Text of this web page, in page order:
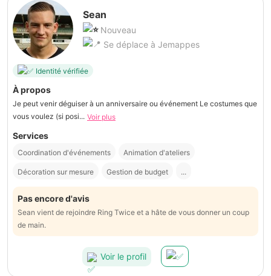
Sean
Nouveau
Se déplace à Jemappes
Identité vérifiée
À propos
Je peut venir déguiser à un anniversaire ou événement Le costumes que
vous voulez (si posi... Voir plus
Services
Coordination d'événements Animation d'ateliers
Décoration sur mesure Gestion de budget ...
Pas encore d'avis
Sean vient de rejoindre Ring Twice et a hâte de vous donner un coup
de main.
Voir le profil